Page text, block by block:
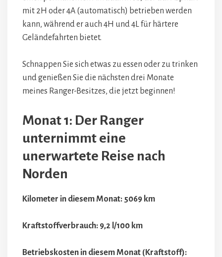
mit 2H oder 4A (automatisch) betrieben werden
kann, während er auch 4H und 4L für härtere
Geländefahrten bietet.
Schnappen Sie sich etwas zu essen oder zu trinken
und genießen Sie die nächsten drei Monate
meines Ranger-Besitzes, die jetzt beginnen!
Monat 1: Der Ranger
unternimmt eine
unerwartete Reise nach
Norden
Kilometer in diesem Monat: 5069 km
Kraftstoffverbrauch: 9,2 l/100 km
Betriebskosten in diesem Monat (Kraftstoff):